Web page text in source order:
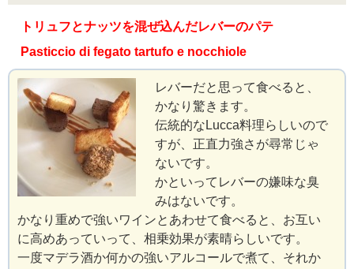
トリュフとナッツを混ぜ込んだレバーのパテ
Pasticcio di fegato tartufo e nocchiole
レバーだと思って食べると、
かなり驚きます。
伝統的なLucca料理らしいので
すが、正直力強さが尋常じゃ
ないです。
かといってレバーの嫌味な臭
みはないです。
かなり重めで強いワインとあわせて食べると、お互い
に高めあっていって、相乗効果が素晴らしいです。
一度マデラ酒か何かの強いアルコールで煮て、それか